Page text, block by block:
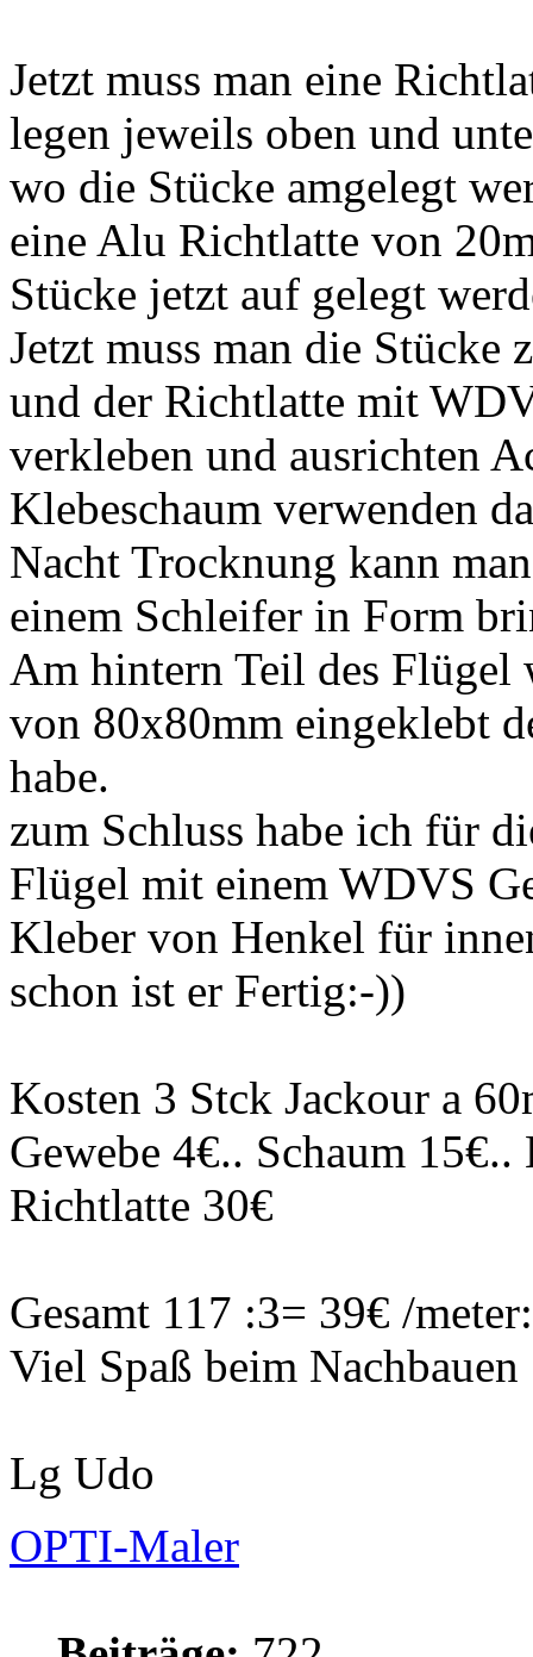
Jetzt muss man eine
legen jeweils oben und
wo die Stücke amgelegt
eine Alu Richtlatte von
Stücke jetzt auf gelegt
Jetzt muss man die Stücke
und der Richtlatte mit
verkleben und ausrichten
Klebeschaum verwenden
Nacht Trocknung kann
einem Schleifer in Form
Am hintern Teil des
von 80x80mm eingeklebt
habe.
zum Schluss habe ich für
Flügel mit einem WDVS
Kleber von Henkel für
schon ist er Fertig:-))
Kosten 3 Stck Jackour a
Gewebe 4€.. Schaum
Richtlatte 30€
Gesamt 117 :3= 39€ /
Viel Spaß beim Nachbauen
Lg Udo
OPTI-Maler